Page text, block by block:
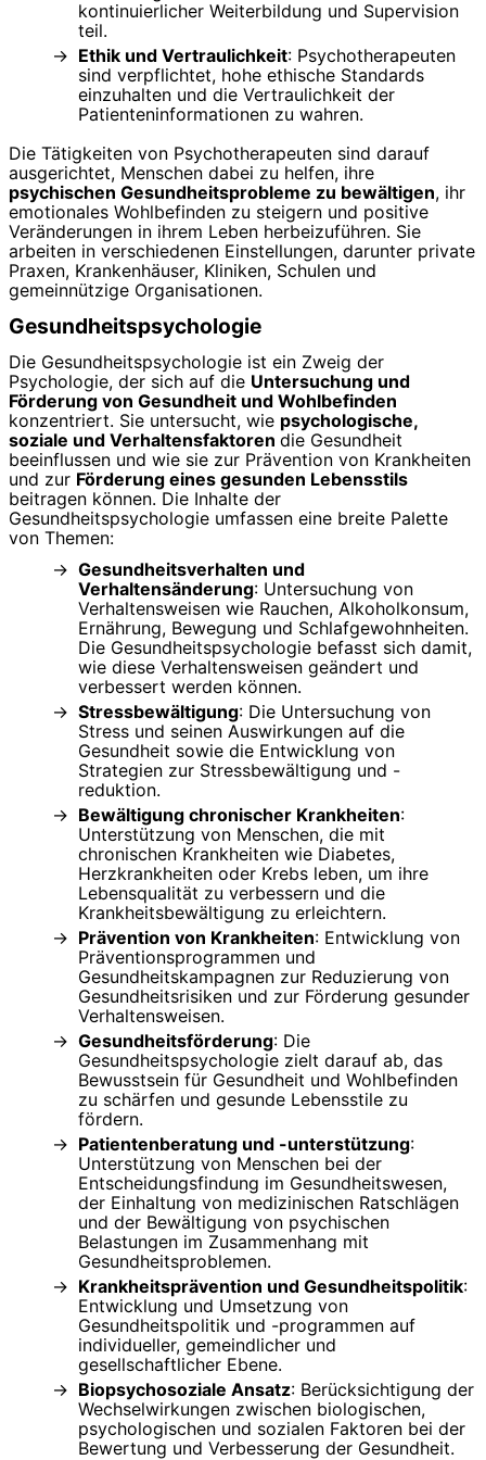
kontinuierlicher Weiterbildung und Supervision
teil.
Ethik und Vertraulichkeit: Psychotherapeuten
sind verpflichtet, hohe ethische Standards
einzuhalten und die Vertraulichkeit der
Patienteninformationen zu wahren.
Die Tätigkeiten von Psychotherapeuten sind darauf
ausgerichtet, Menschen dabei zu helfen, ihre
psychischen Gesundheitsprobleme zu bewältigen, ihr
emotionales Wohlbefinden zu steigern und positive
Veränderungen in ihrem Leben herbeizuführen. Sie
arbeiten in verschiedenen Einstellungen, darunter private
Praxen, Krankenhäuser, Kliniken, Schulen und
gemeinnützige Organisationen.
Gesundheitspsychologie
Die Gesundheitspsychologie ist ein Zweig der
Psychologie, der sich auf die Untersuchung und
Förderung von Gesundheit und Wohlbefinden
konzentriert. Sie untersucht, wie psychologische,
soziale und Verhaltensfaktoren die Gesundheit
beeinflussen und wie sie zur Prävention von Krankheiten
und zur Förderung eines gesunden Lebensstils
beitragen können. Die Inhalte der
Gesundheitspsychologie umfassen eine breite Palette
von Themen:
Gesundheitsverhalten und
Verhaltensänderung: Untersuchung von
Verhaltensweisen wie Rauchen, Alkoholkonsum,
Ernährung, Bewegung und Schlafgewohnheiten.
Die Gesundheitspsychologie befasst sich damit,
wie diese Verhaltensweisen geändert und
verbessert werden können.
Stressbewältigung: Die Untersuchung von
Stress und seinen Auswirkungen auf die
Gesundheit sowie die Entwicklung von
Strategien zur Stressbewältigung und -
reduktion.
Bewältigung chronischer Krankheiten:
Unterstützung von Menschen, die mit
chronischen Krankheiten wie Diabetes,
Herzkrankheiten oder Krebs leben, um ihre
Lebensqualität zu verbessern und die
Krankheitsbewältigung zu erleichtern.
Prävention von Krankheiten: Entwicklung von
Präventionsprogrammen und
Gesundheitskampagnen zur Reduzierung von
Gesundheitsrisiken und zur Förderung gesunder
Verhaltensweisen.
Gesundheitsförderung: Die
Gesundheitspsychologie zielt darauf ab, das
Bewusstsein für Gesundheit und Wohlbefinden
zu schärfen und gesunde Lebensstile zu
fördern.
Patientenberatung und -unterstützung:
Unterstützung von Menschen bei der
Entscheidungsfindung im Gesundheitswesen,
der Einhaltung von medizinischen Ratschlägen
und der Bewältigung von psychischen
Belastungen im Zusammenhang mit
Gesundheitsproblemen.
Krankheitsprävention und Gesundheitspolitik:
Entwicklung und Umsetzung von
Gesundheitspolitik und -programmen auf
individueller, gemeindlicher und
gesellschaftlicher Ebene.
Biopsychosoziale Ansatz: Berücksichtigung der
Wechselwirkungen zwischen biologischen,
psychologischen und sozialen Faktoren bei der
Bewertung und Verbesserung der Gesundheit.